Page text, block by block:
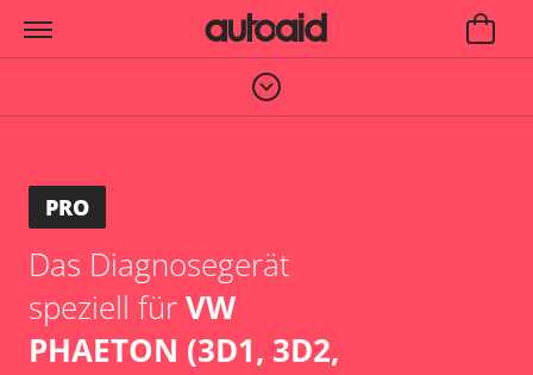
PRO
Das Diagnosegerät
speziell fürVW
PHAETON (3D1, 3D2,